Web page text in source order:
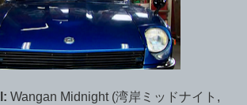
Wangan Midnight (湾岸ミッドナイト,